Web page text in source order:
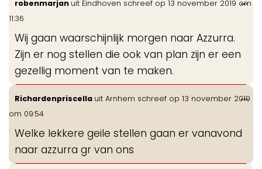
robenmarjan uit Eindhoven schreef op 13 november 2019 om
11:36
Wij gaan waarschijnlijk morgen naar Azzurra.
Zijn er nog stellen die ook van plan zijn er een
gezellig moment van te maken.
Richardenpriscella uit Arnhem schreef op 13 november 2019
om 09:54
Welke lekkere geile stellen gaan er vanavond
naar azzurra gr van ons
...